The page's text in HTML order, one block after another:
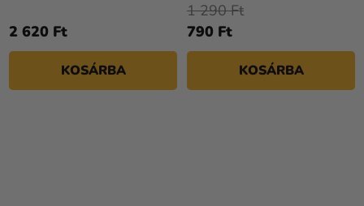
2 620 Ft
KOSÁRBA
790 Ft
1 290 Ft
KOSÁRBA